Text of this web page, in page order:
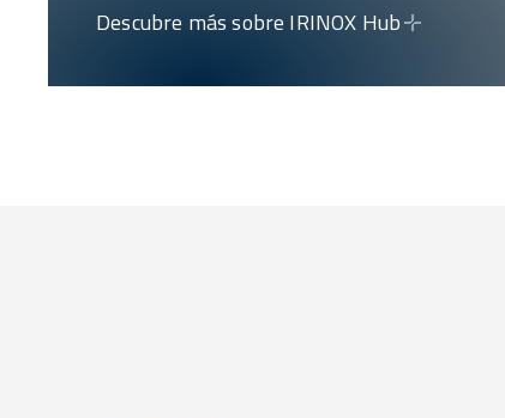
Descubre más sobre IRINOX Hub